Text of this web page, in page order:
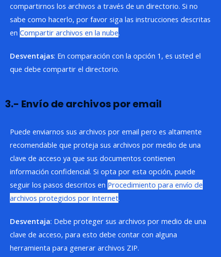
compartirnos los archivos a través de un directorio. Si no
sabe como hacerlo, por favor siga las instrucciones descritas
en Compartir archivos en la nube.
Desventajas: En comparación con la opción 1, es usted el
que debe compartir el directorio.
3.- Envío de archivos por email
Puede enviarnos sus archivos por email pero es altamente
recomendable que proteja sus archivos por medio de una
clave de acceso ya que sus documentos contienen
información confidencial. Si opta por esta opción, puede
seguir los pasos descritos en Procedimiento para envío de
archivos protegidos por Internet.
Desventaja: Debe proteger sus archivos por medio de una
clave de acceso, para esto debe contar con alguna
herramienta para generar archivos ZIP.